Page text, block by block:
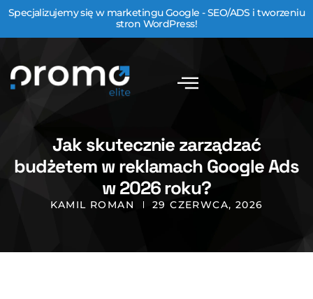
Specjalizujemy się w marketingu Google - SEO/ADS i tworzeniu
stron WordPress!
Jak skutecznie zarządzać
budżetem w reklamach Google Ads
w 2026 roku?
KAMIL ROMAN 29 CZERWCA, 2026